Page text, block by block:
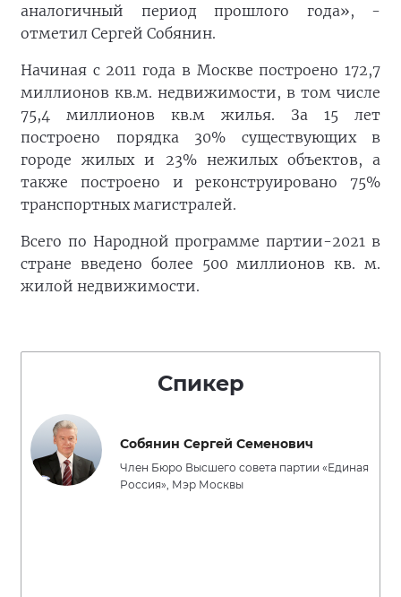
аналогичный период прошлого года», -
отметил Сергей Собянин.
Начиная с 2011 года в Москве построено 172,7
миллионов кв.м. недвижимости, в том числе
75,4 миллионов кв.м жилья. За 15 лет
построено порядка 30% существующих в
городе жилых и 23% нежилых объектов, а
также построено и реконструировано 75%
транспортных магистралей.
Всего по Народной программе партии-2021 в
стране введено более 500 миллионов кв. м.
жилой недвижимости.
Спикер
Собянин Сергей Семенович
Член Бюро Высшего совета партии «Единая
Россия», Мэр Москвы